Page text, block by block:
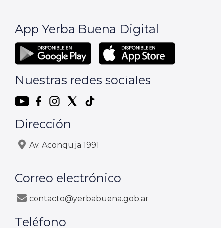
App Yerba Buena Digital
Nuestras redes sociales
Dirección
Av. Aconquija 1991
Correo electrónico
contacto@yerbabuena.gob.ar
Teléfono